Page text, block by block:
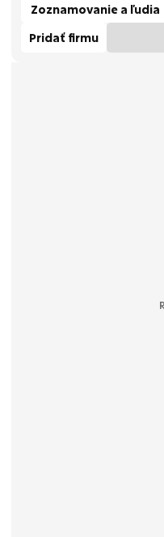
Zoznamovanie a ľudia
Pridať firmu